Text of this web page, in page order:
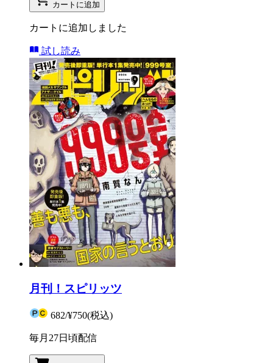
カートに追加
カートに追加しました
試し読み
月刊！スピリッツ
682/¥750(税込)
毎月27日頃配信